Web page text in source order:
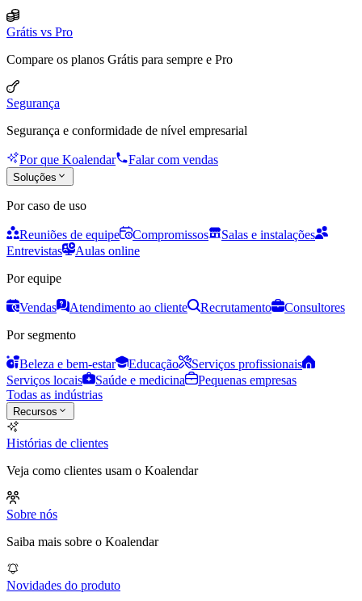
Grátis vs Pro
Compare os planos Grátis para sempre e Pro
Segurança
Segurança e conformidade de nível empresarial
Por que Koalendar Falar com vendas
Soluções
Por caso de uso
Reuniões de equipe Compromissos
Salas e instalações
Entrevistas
Aulas online
Por equipe
Vendas Atendimento ao cliente Recrutamento
Consultores
Por segmento
Beleza e bem-estar Educação
Serviços profissionais
Serviços locais
Saúde e medicina
Pequenas empresas
Todas as indústrias
Recursos
Histórias de clientes
Veja como clientes usam o Koalendar
Sobre nós
Saiba mais sobre o Koalendar
Novidades do produto